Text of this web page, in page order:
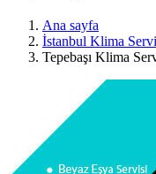
Ana sayfa
İstanbul Klima
Tepebaşı Klima